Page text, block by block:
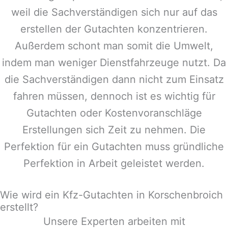
weil die Sachverständigen sich nur auf das
erstellen der Gutachten konzentrieren.
Außerdem schont man somit die Umwelt,
indem man weniger Dienstfahrzeuge nutzt. Da
die Sachverständigen dann nicht zum Einsatz
fahren müssen, dennoch ist es wichtig für
Gutachten oder Kostenvoranschläge
Erstellungen sich Zeit zu nehmen. Die
Perfektion für ein Gutachten muss gründliche
Perfektion in Arbeit geleistet werden.
Wie wird ein Kfz-Gutachten in Korschenbroich
erstellt?
Unsere Experten arbeiten mit